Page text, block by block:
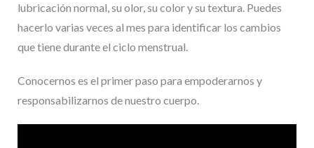
lubricación normal, su olor, su color y su textura. Puedes
hacerlo varias veces al mes para identificar los cambios
que tiene durante el ciclo menstrual.
Conocernos es el primer paso para empoderarnos y
responsabilizarnos de nuestro cuerpo.